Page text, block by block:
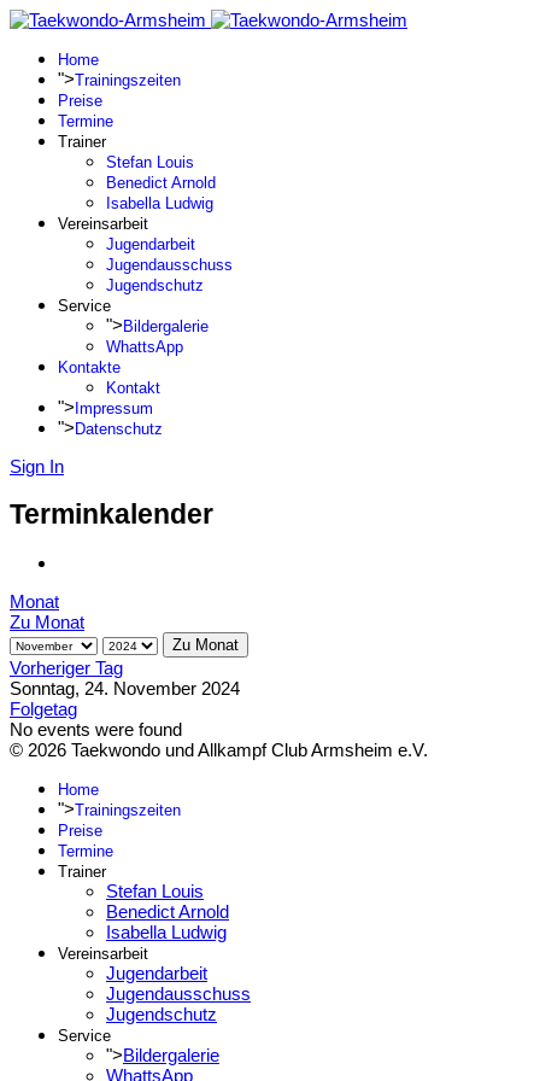
Home
">Trainingszeiten
Preise
Termine
Trainer
Stefan Louis
Benedict Arnold
Isabella Ludwig
Vereinsarbeit
Jugendarbeit
Jugendausschuss
Jugendschutz
Service
"> Bildergalerie
WhattsApp
Kontakte
Kontakt
"> Impressum
"> Datenschutz
Sign In
Terminkalender
Monat
Zu Monat
Zu Monat
Vorheriger Tag
Sonntag, 24. November 2024
Folgetag
No events were found
© 2026 Taekwondo und Allkampf Club Armsheim e.V.
Home
">Trainingszeiten
Preise
Termine
Trainer
Stefan Louis
Benedict Arnold
Isabella Ludwig
Vereinsarbeit
Jugendarbeit
Jugendausschuss
Jugendschutz
Service
">Bildergalerie
WhattsApp